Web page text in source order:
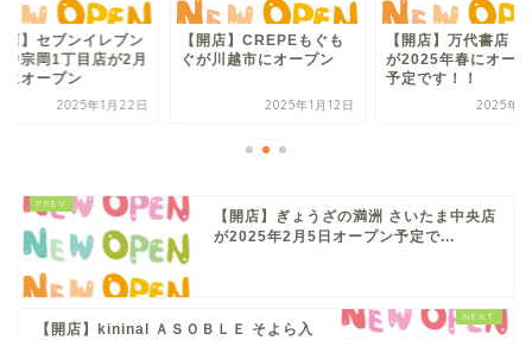
店】セブンイレブン
中宗岡1丁目店が2月
にオープン
2025年1月22日
【開店】CREPEもぐも
ぐが川越市にオープン
2025年1月12日
【開店】万代書店
が2025年春にオー
予定です！！
2025年3
【開店】ぎょうざの満洲 さいたま中央店
が2025年2月5日オープン予定で...
【開店】kininal ＡＳＯＢＬＥ そよら入